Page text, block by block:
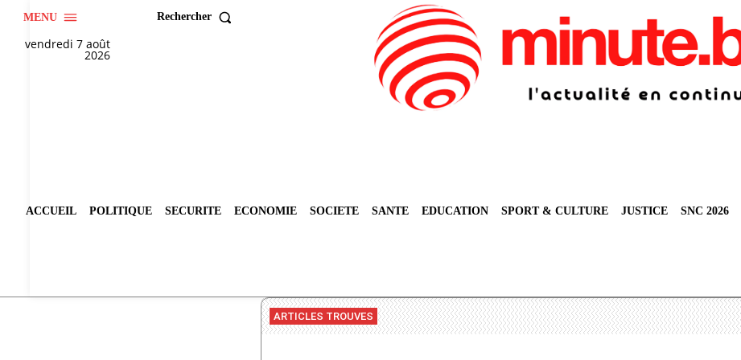
MENU Rechercher
vendredi 7 août
2026
ACCUEIL POLITIQUE SECURITE ECONOMIE SOCIETE SANTE EDUCATION SPORT & CULTURE JUSTICE SNC 2026
ARTICLES TROUVES